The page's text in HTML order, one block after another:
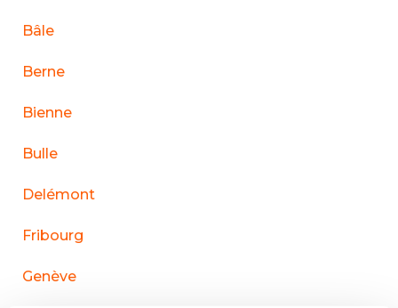
Bâle
Berne
Bienne
Bulle
Delémont
Fribourg
Genève